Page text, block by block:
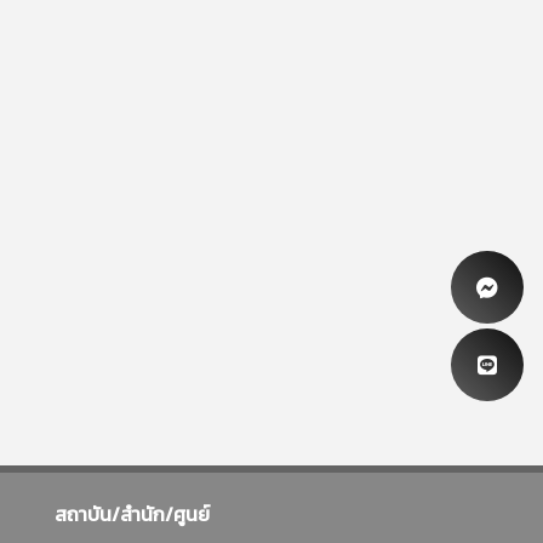
สถาบัน/สำนัก/ศูนย์